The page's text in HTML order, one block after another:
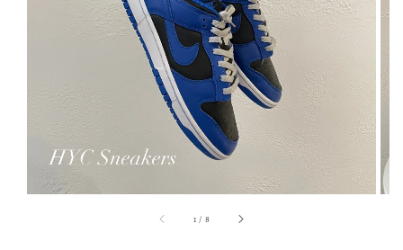
1 / 8